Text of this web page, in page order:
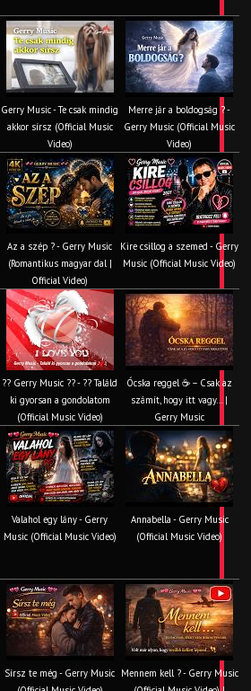
Gerry Music - Te csak mindig
akkor sírsz (Official Music
Video)
Merre jár a boldogság ? -
Gerry Music (Official Music
Video)
Az a szép ? - Gerry Music
(Romantikus magyar dal |
Official Video)
Kire csillog a szemed - Gerry
Music (Official Music Video)
?? Gerry Music ?? - ?? Találd
ki gyorsan a gondolatom
(Official Music Video)
Ócska reggel ☕ – Csak az
számít, hogy itt vagy… |
Gerry Music
Valahol egy lány - Gerry
Music (Official Music Video)
Annabella - Gerry Music
(Official Music Video)
Sírsz te még - Gerry Music Mennem kell ? - Gerry Music